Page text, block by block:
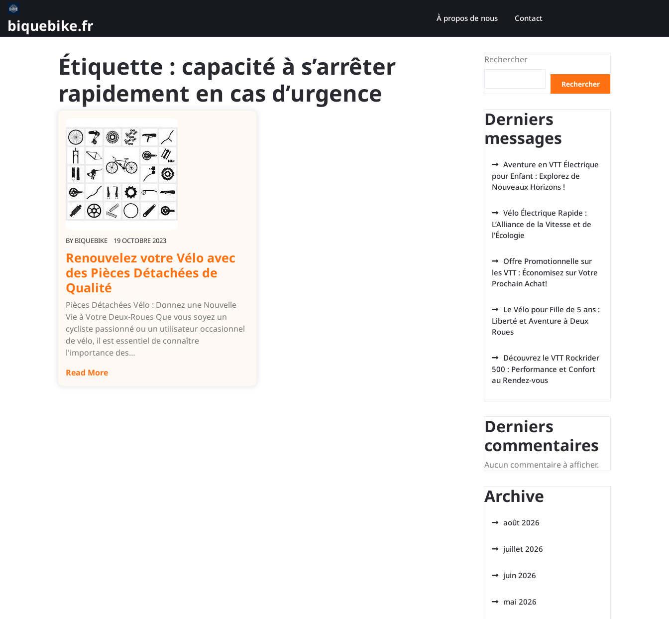
Skip
content
biquebike.fr À propos de nous Contact
Étiquette : capacité à s’arrêter
rapidement en cas d’urgence
BY BIQUEBIKE 19 OCTOBRE 2023
Renouvelez votre Vélo avec
des Pièces Détachées de
Qualité
Pièces Détachées Vélo : Donnez une Nouvelle
Vie à Votre Deux-Roues Que vous soyez un
cycliste passionné ou un utilisateur occasionnel
de vélo, il est essentiel de connaître
l'importance des…
Read More
Rechercher
Rechercher
Derniers
messages
Aventure en VTT Électrique
pour Enfant : Explorez de
Nouveaux Horizons !
Vélo Électrique Rapide :
L’Alliance de la Vitesse et de
l’Écologie
Offre Promotionnelle sur
les VTT : Économisez sur Votre
Prochain Achat!
Le Vélo pour Fille de 5 ans :
Liberté et Aventure à Deux
Roues
Découvrez le VTT Rockrider
500 : Performance et Confort
au Rendez-vous
Derniers
commentaires
Aucun commentaire à afficher.
Archive
août 2026
juillet 2026
juin 2026
mai 2026